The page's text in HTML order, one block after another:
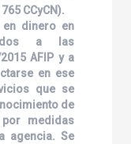
CCyCN).
dinero en
a las
AFIP y a
en ese
que se
de
medidas
agencia. Se